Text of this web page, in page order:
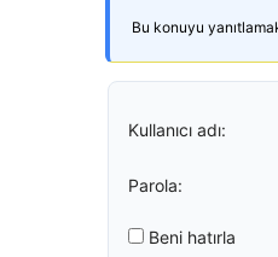
Bu konuyu
Kullanıcı adı:
Parola:
Beni hatırla